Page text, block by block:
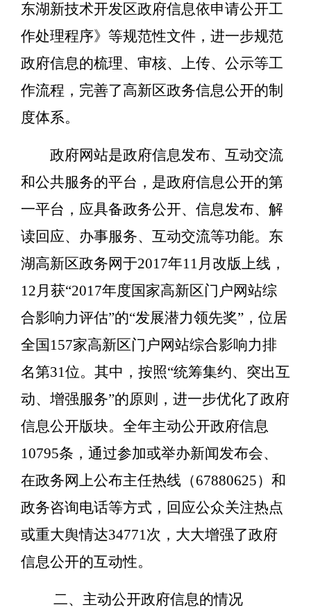
东湖新技术开发区政府信息依申请公开工
作处理程序》等规范性文件，进一步规范
政府信息的梳理、审核、上传、公示等工
作流程，完善了高新区政务信息公开的制
度体系。
政府网站是政府信息发布、互动交流
和公共服务的平台，是政府信息公开的第
一平台，应具备政务公开、信息发布、解
读回应、办事服务、互动交流等功能。东
湖高新区政务网于2017年11月改版上线，
12月获“2017年度国家高新区门户网站综
合影响力评估”的“发展潜力领先奖”，位居
全国157家高新区门户网站综合影响力排
名第31位。其中，按照“统筹集约、突出互
动、增强服务”的原则，进一步优化了政府
信息公开版块。全年主动公开政府信息
10795条，通过参加或举办新闻发布会、
在政务网上公布主任热线（67880625）和
政务咨询电话等方式，回应公众关注热点
或重大舆情达34771次，大大增强了政府
信息公开的互动性。
二、主动公开政府信息的情况